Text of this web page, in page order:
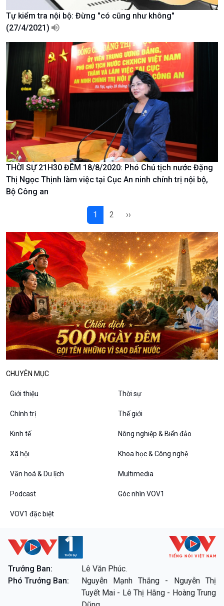
Podcast
Góc nhìn VOV1
Câu chuyện thời sự
Đối thoại
Diễn đàn chủ nhật
Chuyện đêm
Thanh âm ký sự
Chân dung cuộc sống
Tự kiểm tra nội bộ: Đừng "có cũng như không"
(27/4/2021)
THỜI SỰ 21H30 ĐÊM 18/8/2020: Phó Chủ tịch nước Đặng
Thị Ngọc Thịnh làm việc tại Cục An ninh chính trị nội bộ,
Bộ Công an
1 2 ››
CHUYÊN MỤC
Giới thiệu Thời sự
Chính trị Thế giới
Kinh tế Nông nghiệp & Biển đảo
Xã hội Khoa học & Công nghệ
Văn hoá & Du lịch Multimedia
Podcast Góc nhìn VOV1
VOV1 đặc biệt
Trưởng Ban:
Lê Văn Phúc.
Phó Trưởng Ban:
Nguyễn Mạnh Thắng - Nguyễn Thị
Tuyết Mai - Lê Thị Hằng - Hoàng Trung